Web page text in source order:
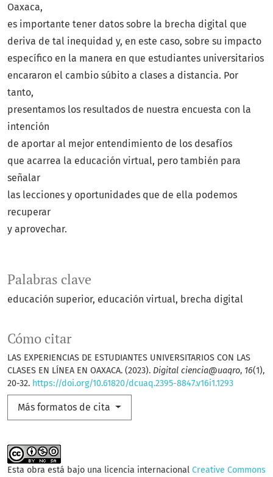
Palabras clave
educación superior educación virtual brecha digital
Cómo citar
LAS EXPERIENCIAS DE ESTUDIANTES UNIVERSITARIOS CON LAS
CLASES EN LÍNEA EN OAXACA. (2023). Digital ciencia@uaqro, 16(1),
20-32. https://doi.org/10.61820/dcuaq.2395-8847.v16i1.1293
Más formatos de cita
Oaxaca,
es importante tener datos sobre la brecha digital que
deriva de tal inequidad y, en este caso, sobre su impacto
específico en la manera en que estudiantes universitarios
encararon el cambio súbito a clases a distancia. Por
tanto,
presentamos los resultados de nuestra encuesta con la
intención
de aportar al mejor entendimiento de los desafíos
que acarrea la educación virtual, pero también para
señalar
las lecciones y oportunidades que de ella podemos
recuperar
y aprovechar.
Esta obra está bajo una licencia internacional Creative Commons